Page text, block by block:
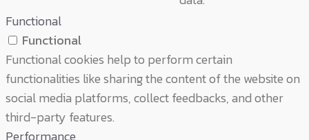
Functional
Functional
Functional cookies help to perform certain
functionalities like sharing the content of the website on
social media platforms, collect feedbacks, and other
third-party features.
Performance